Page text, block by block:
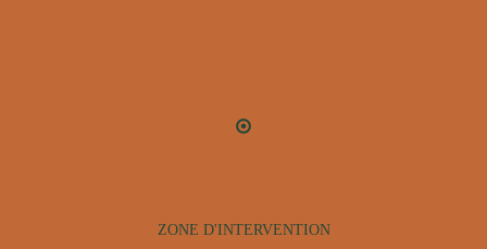
ZONE D'INTERVENTION